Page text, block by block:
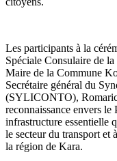
Les participants à la
Spéciale Consulaire de
Maire de la Commune
Secrétaire général du
(SYLICONTO),
reconnaissance envers
infrastructure essentielle
le secteur du transport et
la région de Kara.